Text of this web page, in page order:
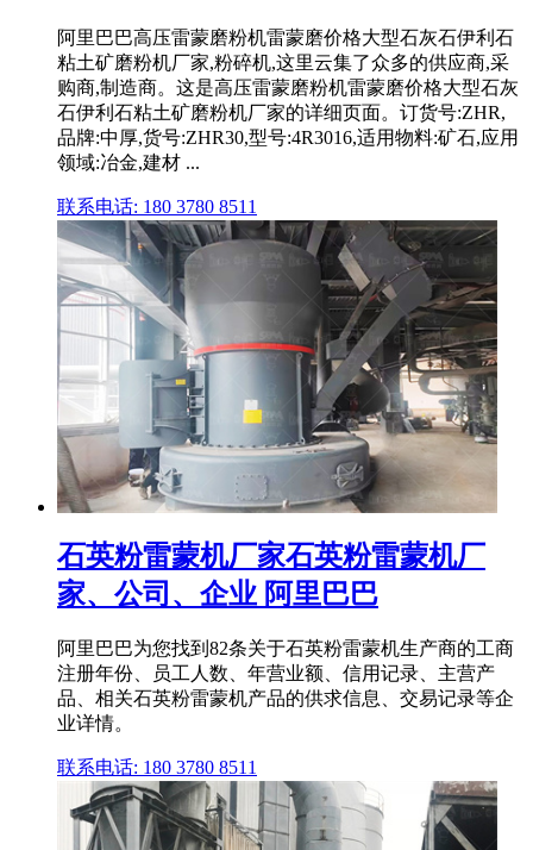
阿里巴巴高压雷蒙磨粉机雷蒙磨价格大型石灰石伊利石
粘土矿磨粉机厂家,粉碎机,这里云集了众多的供应商,采
购商,制造商。这是高压雷蒙磨粉机雷蒙磨价格大型石灰
石伊利石粘土矿磨粉机厂家的详细页面。订货号:ZHR,
品牌:中厚,货号:ZHR30,型号:4R3016,适用物料:矿石,应用
领域:冶金,建材 ...
联系电话: 180 3780 8511
石英粉雷蒙机厂家石英粉雷蒙机厂
家、公司、企业 阿里巴巴
阿里巴巴为您找到82条关于石英粉雷蒙机生产商的工商
注册年份、员工人数、年营业额、信用记录、主营产
品、相关石英粉雷蒙机产品的供求信息、交易记录等企
业详情。
联系电话: 180 3780 8511